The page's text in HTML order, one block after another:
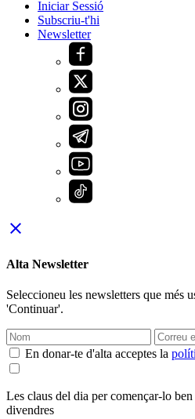
Iniciar Sessió
Subscriu-t'hi
Newsletter
close
Alta Newsletter
Seleccioneu les newsletters que més
'Continuar'.
En donar-te d'alta acceptes la
Les claus del dia per començar-lo
divendres